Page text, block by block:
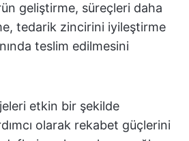
geliştirme, süreçleri daha
tedarik zincirini iyileştirme
teslim edilmesini
etkin bir şekilde
olarak rekabet güçlerini